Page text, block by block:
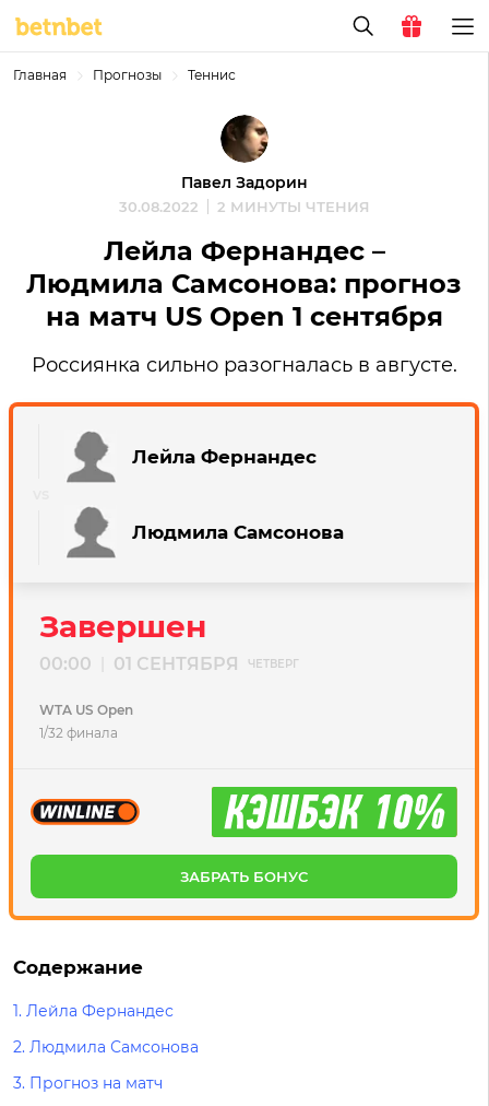
Главная Прогнозы Теннис
Павел Задорин
30.08.2022 2 МИНУТЫ ЧТЕНИЯ
Лейла Фернандес –
Людмила Самсонова: прогноз
на матч US Open 1 сентября
Россиянка сильно разогналась в августе.
Лейла Фернандес
Людмила Самсонова
Завершен
00:00 01 СЕНТЯБРЯ ЧЕТВЕРГ
WTA US Open
1/32 финала
ЗАБРАТЬ БОНУС
Содержание
1. Лейла Фернандес
2. Людмила Самсонова
3. Прогноз на матч